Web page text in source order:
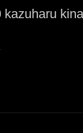
kazuharu